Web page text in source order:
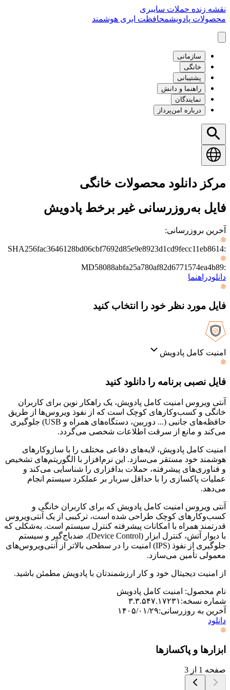
نقشه زنده حملات سایبری
محصولات پادویشمحافظت ابری هوشمند
سازمانی
خانگی
پشتیبانی
راهنما و دانش
نمایندگان
درباره امن‌پرداز
مرکز دانلود محصولات خانگی
فایل به‌روزرسانی غیر برخط پادویش
آخرین بروزرسانی
SHA256fac3646128bd06cbf7692d85e9e8923d1cd9fecc11eb8614
MD58088abfa25a780af82d6771574ea4b89
دانلودراهنما
فایل مورد نظر خود را انتخاب کنید
امنیت کامل پادویش
فایل نصبی برنامه را دانلود کنید
آنتی ویروس امنیت کامل پادویش، یک راهکار نوین برای کاربران
خانگی و کسب‌وکارهای کوچک است که از نفوذ ویروس‌ها از طریق
حافظه‌های جانبی (... دوربین، دستگاه‌های همراه و USB) جلوگیری
می‌کند و مانع از سرقت اطلاعات شخصی می‌گردد.
امنیت کامل پادویش، لایه‌های دفاعی مختلف را با سازوکارهای
هوشمند خود مستقر می‌سازد. این نرم‌افزار با الگوریتم‌های تشخیص
و فناوری‌های پیشرفته، حملات بدافزاری را شناسایی می‌کند و
عملیات پاکسازی را با حداقل سربار بر عملکرد سیستم انجام
می‌دهد.
آنتی ویروس امنیت کامل پادویش که برای کاربران خانگی و
کسب‌وکارهای کوچک طراحی شده است، ترکیبی از یک آنتی‌ویروس
قدرتمند همراه با امکانات پیشرفته کنترل سیستم است. به‌شکلی که
با دیوار آتش، کنترل ابزار (Device Control)، ضدباج‌گیر و سیستم
جلوگیری از نفوذ (IPS) امنیت را در سطحی بالاتر از آنتی‌ویروس‌های
معمولی تأمین می‌سازد.
از امنیت دیجیتال خود و کار ارزشمندتان با پادویش مطمئن باشید.
نام محصول امنیت کامل پادویش
شماره نسخه:۳.۳.۵۴۷.۱۷۲۳۱
آخرین به روزرسانی ۱۴۰۵/۰۱/۲۹
دانلود
ابزارها و پاکسازها
صفحه 1 از 3